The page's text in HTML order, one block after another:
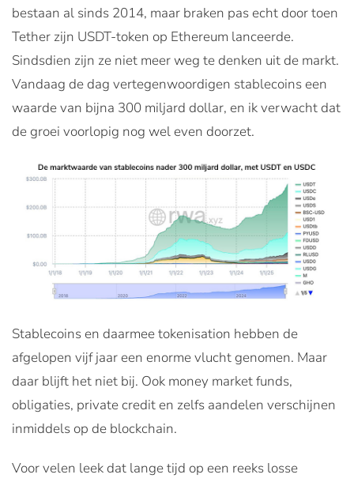
bestaan al sinds 2014, maar braken pas echt door toen
Tether zijn USDT-token op Ethereum lanceerde.
Sindsdien zijn ze niet meer weg te denken uit de markt.
Vandaag de dag vertegenwoordigen stablecoins een
waarde van bijna 300 miljard dollar, en ik verwacht dat
de groei voorlopig nog wel even doorzet.
Stablecoins en daarmee tokenisation hebben de
afgelopen vijf jaar een enorme vlucht genomen. Maar
daar blijft het niet bij. Ook money market funds,
obligaties, private credit en zelfs aandelen verschijnen
inmiddels op de blockchain.
Voor velen leek dat lange tijd op een reeks losse